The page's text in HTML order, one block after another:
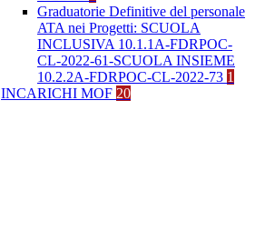
Graduatorie Definitive del personale
ATA nei Progetti: SCUOLA
INCLUSIVA 10.1.1A-FDRPOC-
CL-2022-61-SCUOLA INSIEME
10.2.2A-FDRPOC-CL-2022-73 1
INCARICHI MOF 20